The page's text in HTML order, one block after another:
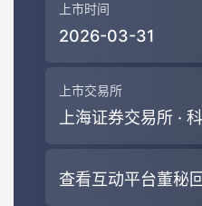
上市时间
2026-03-31
上市交易所
上海证券交易所 ·
查看互动平台董秘